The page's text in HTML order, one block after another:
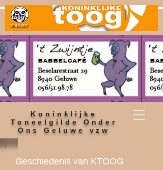
Koninklijke
Toneelgilde Onder
Ons Geluwe vzw
Geschiedenis van KTOOG